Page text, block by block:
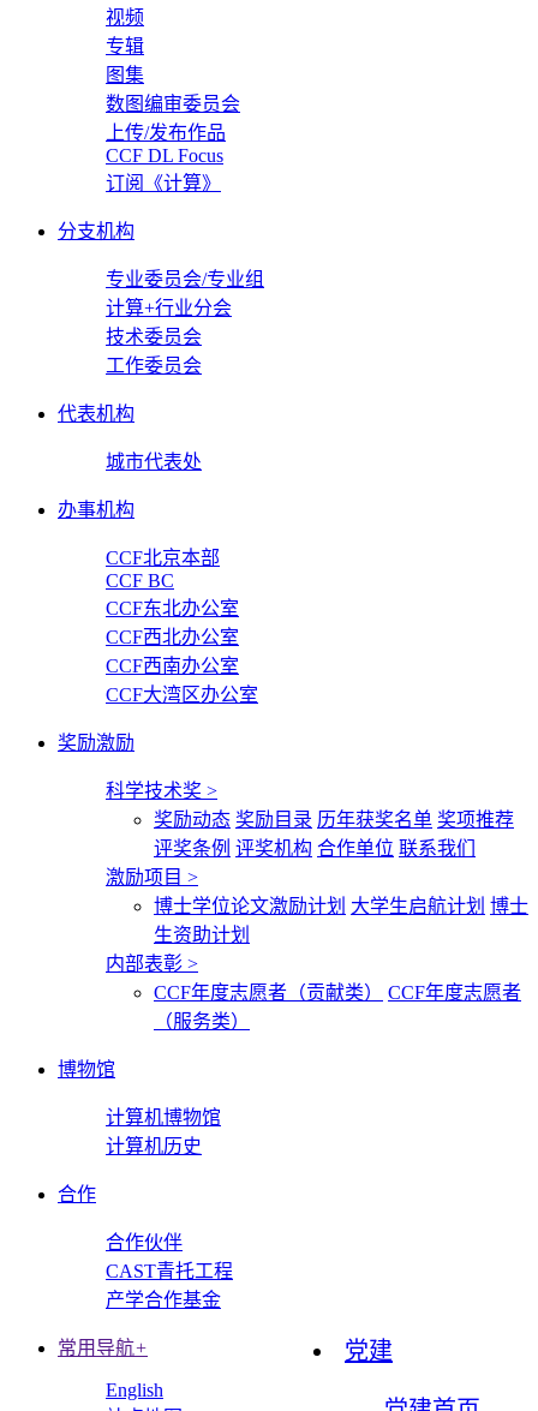
视频
专辑
图集
数图编审委员会
上传/发布作品
CCF DL Focus
订阅《计算》
分支机构
专业委员会/专业组
计算+行业分会
技术委员会
工作委员会
代表机构
城市代表处
办事机构
CCF北京本部
CCF BC
CCF东北办公室
CCF西北办公室
CCF西南办公室
CCF大湾区办公室
奖励激励
科学技术奖 >
奖励动态 奖励目录 历年获奖名单 奖项推荐
评奖条例 评奖机构 合作单位 联系我们
激励项目 >
博士学位论文激励计划 大学生启航计划 博士
生资助计划
内部表彰 >
CCF年度志愿者（贡献类）
CCF年度志愿者
（服务类）
博物馆
计算机博物馆
计算机历史
合作
合作伙伴
CAST青托工程
产学合作基金
党建
常用导航+
English